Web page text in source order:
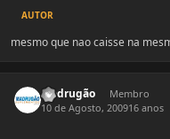
AUTOR
mesmo que nao caisse na
Madrugão
Membro
10 de Agosto, 200916 anos